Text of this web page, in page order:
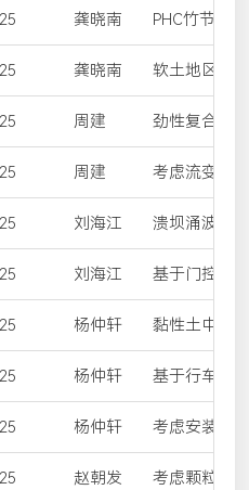
龚晓南 PHC竹节桩
模拟研究
龚晓南 软土地区静
方法研究
周建 劲性复合桩
递规律研究
周建 考虑流变的
起饱和弱透
刘海江 溃坝涌波对
墙情境的对
刘海江 基于门控循
海啸水位过
杨仲轩 黏性土中打
及其在溜桩
杨仲轩 基于行车舒
治效果评价
杨仲轩 考虑安装效
承载特性研究
赵朝发 考虑颗粒表